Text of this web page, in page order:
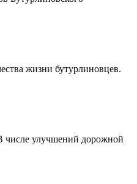
жизни бутурлиновцев.
числе улучшений дорожной